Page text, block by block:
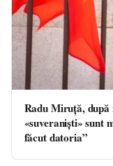
Radu Miruță, după
«suveraniști» sunt
făcut datoria”